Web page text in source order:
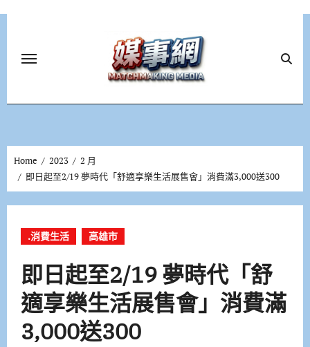
Home 2023
2 月
即日起至2/19 夢時代「舒適享樂生活展售會」消費滿3,000送300
.消費生活 高雄市
即日起至2/19 夢時代「舒
適享樂生活展售會」消費滿
3,000送300